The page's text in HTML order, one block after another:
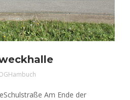
Am Ende der